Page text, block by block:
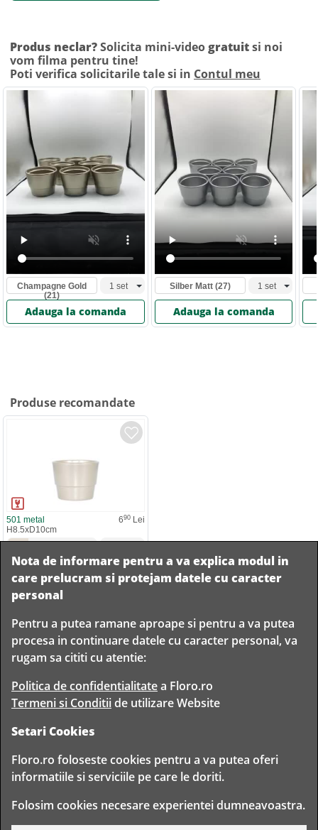
Produs neclar?Solicita mini-video gratuitsi noi
vom filma pentru tine!
Poti verifica solicitarile tale si in Contul meu
Champagne Gold
(21)
Adauga la comanda
Silber Matt(27)
Adauga la comanda
Produse recomandate
501 metal 690Lei
H8.5xD10cm
Adauga la comanda
Livrare
rapida
Livram in
orice
Romania
Garantam
TIMP PENTRU
FLORISTI
Copyright © 2020 Toate drepturile rezervate
FLORO CLUB FLORIST S.R.L. - CUI 30314943
BD. TIMISOARA 80, BUCURESTI, ROMANIA
Nota de informare pentru a va explica modul in
care prelucram si protejam datele cu caracter
personal
Pentru a putea ramane aproape si pentru a va putea
procesa in continuare datele cu caracter personal, va
rugam sa cititi cu atentie:
Politica de confidentialitatea Floro.ro
Termeni si Conditiide utilizare Website
Setari Cookies
Floro.ro foloseste cookies pentru a va putea oferi
informatiile si serviciile pe care le doriti.
Folosim cookies necesare experientei dumneavoastra.